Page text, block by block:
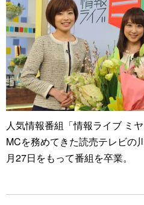
人気情報番組「情報ライブ ミ
MCを務めてきた読売テレビの
月27日をもって番組を卒業。